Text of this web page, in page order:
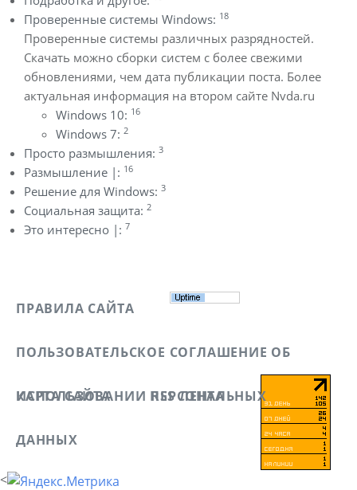
Проверенные системы Windows: 18
Проверенные системы различных разрядностей.
Скачать можно сборки систем с более свежими
обновлениями, чем дата публикации поста. Более
актуальная информация на втором сайте Nvda.ru
Windows 10: 16
Windows 7: 2
Просто размышления: 3
Размышление |: 16
Решение для Windows: 3
Социальная защита: 2
Это интересно |: 7
ПРАВИЛА САЙТА
ПОЛЬЗОВАТЕЛЬСКОЕ СОГЛАШЕНИЕ ОБ
ИСПОЛЬЗОВАНИИ ПЕРСОНАЛЬНЫХ
ДАННЫХ
КАРТА САЙТА RSS ЛЕНТА
<